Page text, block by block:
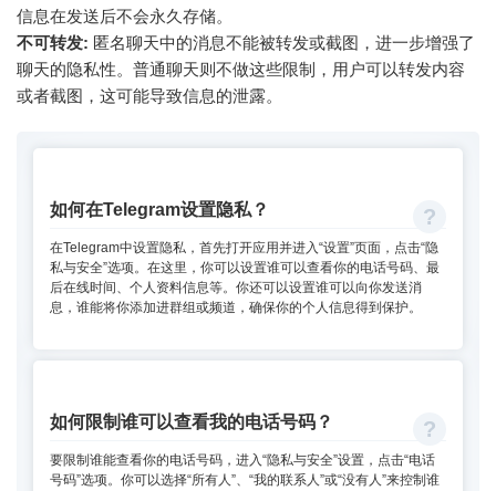
信息在发送后不会永久存储。
不可转发: 匿名聊天中的消息不能被转发或截图，进一步增强了
聊天的隐私性。普通聊天则不做这些限制，用户可以转发内容
或者截图，这可能导致信息的泄露。
如何在Telegram设置隐私？
在Telegram中设置隐私，首先打开应用并进入“设置”页面，点击“隐
私与安全”选项。在这里，你可以设置谁可以查看你的电话号码、最
后在线时间、个人资料信息等。你还可以设置谁可以向你发送消
息，谁能将你添加进群组或频道，确保你的个人信息得到保护。
如何限制谁可以查看我的电话号码？
要限制谁能查看你的电话号码，进入“隐私与安全”设置，点击“电话
号码”选项。你可以选择“所有人”、“我的联系人”或“没有人”来控制谁